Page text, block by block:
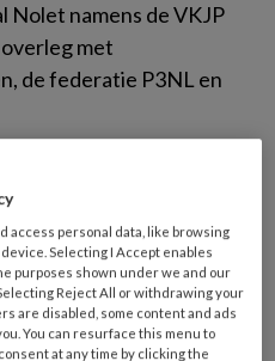
Nolet namens de VKJP
met
de federatie P3NL en
voor Psychotherapie
waarmee de VKJP
deelt. Tijdens overleg
tussen beide
ter sprake
access personal data, like browsing
Selecting I Accept enables
purposes shown under we and our
Reject All or withdrawing your
are disabled, some content and ads
You can resurface this menu to
at any time by clicking the